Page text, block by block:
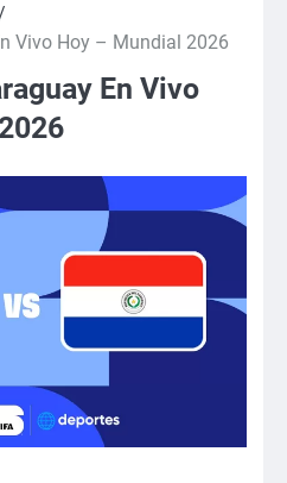
Vivo Hoy – Mundial 2026
En Vivo